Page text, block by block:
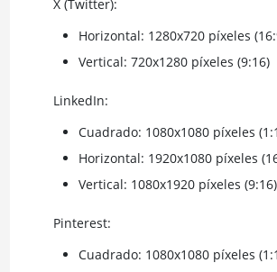
X (Twitter):
Horizontal: 1280x720 píxeles
Vertical: 720x1280 píxeles (9:16)
LinkedIn:
Cuadrado: 1080x1080 píxeles
Horizontal: 1920x1080 píxeles
Vertical: 1080x1920 píxeles (9:16)
Pinterest:
Cuadrado: 1080x1080 píxeles